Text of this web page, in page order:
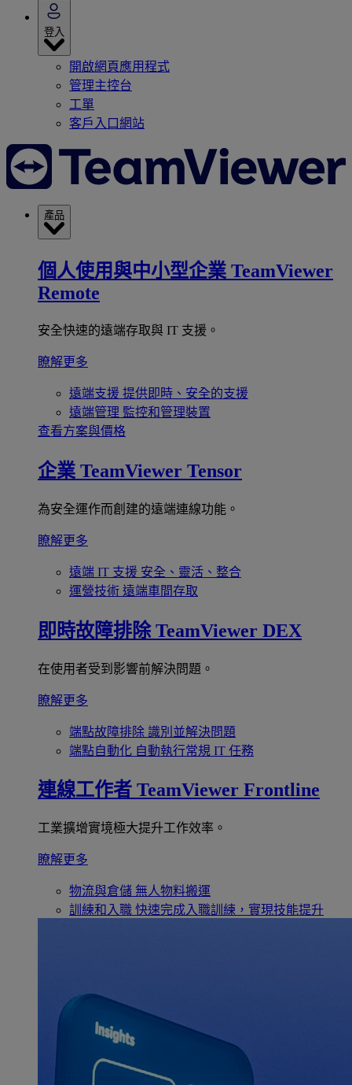
登入
開啟網頁應用程式
管理主控台
工單
客戶入口網站
產品
個人使用與中小型企業 TeamViewer
Remote
安全快速的遠端存取與 IT 支援。
瞭解更多
遠端支援 提供即時、安全的支援
遠端管理 監控和管理裝置
查看方案與價格
企業 TeamViewer Tensor
為安全運作而創建的遠端連線功能。
瞭解更多
遠端 IT 支援 安全、靈活、整合
運營技術 遠端車間存取
即時故障排除 TeamViewer DEX
在使用者受到影響前解決問題。
瞭解更多
端點故障排除 識別並解決問題
端點自動化 自動執行常規 IT 任務
連線工作者 TeamViewer Frontline
工業擴增實境極大提升工作效率。
瞭解更多
物流與倉儲 無人物料搬運
訓練和入職 快速完成入職訓練，實現技能提升